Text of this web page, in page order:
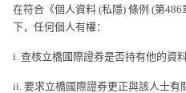
在符合《個人資料 (私隱) 條例 (第
下，任何個人有權：
i. 查核立橋國際證券是否持有他的資
ii. 要求立橋國際證券更正與該人士有